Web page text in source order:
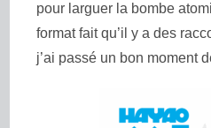
pour larguer la bombe
format fait qu’il y a des
j’ai passé un bon moment